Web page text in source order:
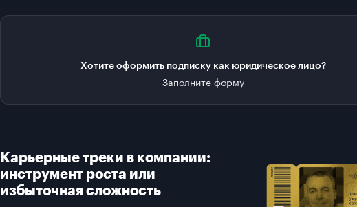
Хотите оформить подписку как юридическое лицо?
Заполните форму
Карьерные треки в компании:
инструмент роста или
избыточная сложность